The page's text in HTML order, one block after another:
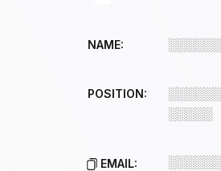
NAME:
POSITION:
░░░░░
EMAIL: